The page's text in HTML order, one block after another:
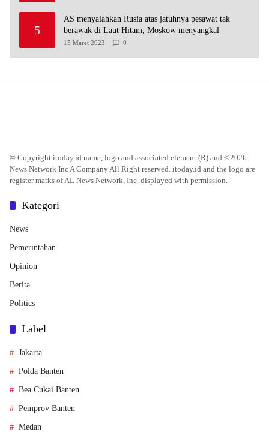
5
AS menyalahkan Rusia atas jatuhnya pesawat tak
berawak di Laut Hitam, Moskow menyangkal
15 Maret 2023 0
© Copyright itoday.id name, logo and associated element (R) and ©2026
News Network Inc A Company All Right reserved. itoday.id and the logo are
register marks of AL News Network, Inc. displayed with permission.
Kategori
News
Pemerintahan
Opinion
Berita
Politics
Label
Jakarta
Polda Banten
Bea Cukai Banten
Pemprov Banten
Medan